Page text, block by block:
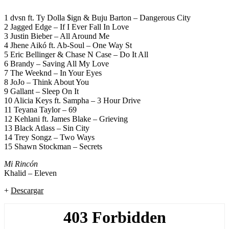
1 dvsn ft. Ty Dolla $ign & Buju Barton – Dangerous City
2 Jagged Edge – If I Ever Fall In Love
3 Justin Bieber – All Around Me
4 Jhene Aikó ft. Ab-Soul – One Way St
5 Eric Bellinger & Chase N Case – Do It All
6 Brandy – Saving All My Love
7 The Weeknd – In Your Eyes
8 JoJo – Think About You
9 Gallant – Sleep On It
10 Alicia Keys ft. Sampha – 3 Hour Drive
11 Teyana Taylor – 69
12 Kehlani ft. James Blake – Grieving
13 Black Atlass – Sin City
14 Trey Songz – Two Ways
15 Shawn Stockman – Secrets
Mi Rincón
Khalid – Eleven
+ Descargar